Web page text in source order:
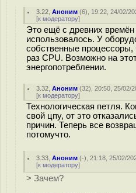
3.22 ,Аноним (6), 19:22, 24/02/
[к модератору]
Это ещё с древних
использовалось. У
собственные
раз CPU. Возможно на
энергопотреблении.
3.32 ,Аноним (32), 20:50, 25/02/
[к модератору]
Технологическая петля.
свой цпу, от это
причин. Теперь все
потомучто.
3.33 ,Аноним (-), 21:18, 25/02/
[к модератору]
> Зачем?